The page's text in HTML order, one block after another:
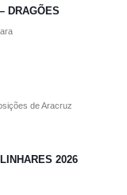
DRAGÕES
de Aracruz
2026